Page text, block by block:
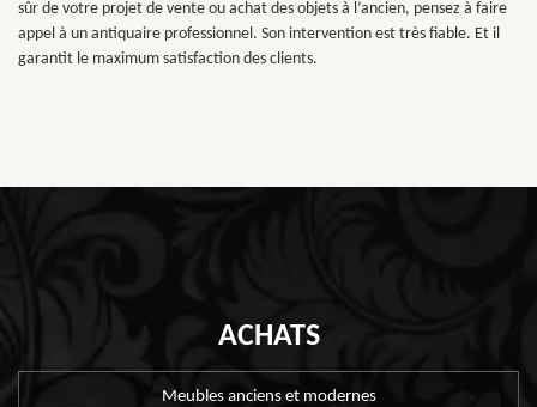
sûr de votre projet de vente ou achat des objets à l’ancien, pensez à faire
appel à un antiquaire professionnel. Son intervention est très fiable. Et il
garantit le maximum satisfaction des clients.
ACHATS
Meubles anciens et modernes